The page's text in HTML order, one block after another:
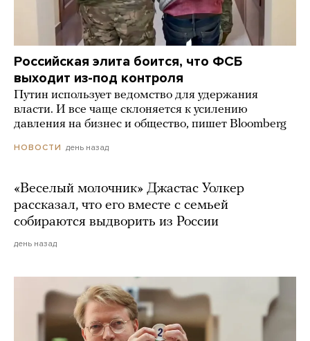
Российская элита боится, что ФСБ
выходит из-под контроля
Путин использует ведомство для удержания
власти. И все чаще склоняется к усилению
давления на бизнес и общество, пишет Bloomberg
НОВОСТИ день назад
«Веселый молочник» Джастас Уолкер
рассказал, что его вместе с семьей
собираются выдворить из России
день назад